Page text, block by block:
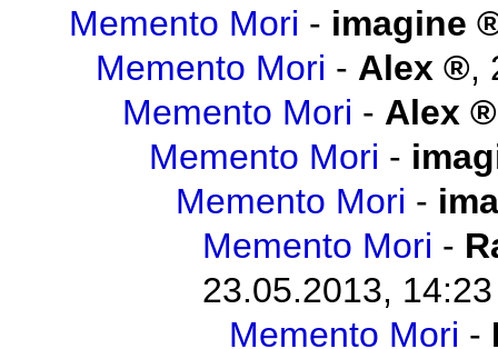
Memento Mori - imagine
Memento Mori - Alex ,
Memento Mori - Alex
Memento Mori -
Memento Mori -
Memento Mori -
23.05.2013, 14:23
Memento Mori -